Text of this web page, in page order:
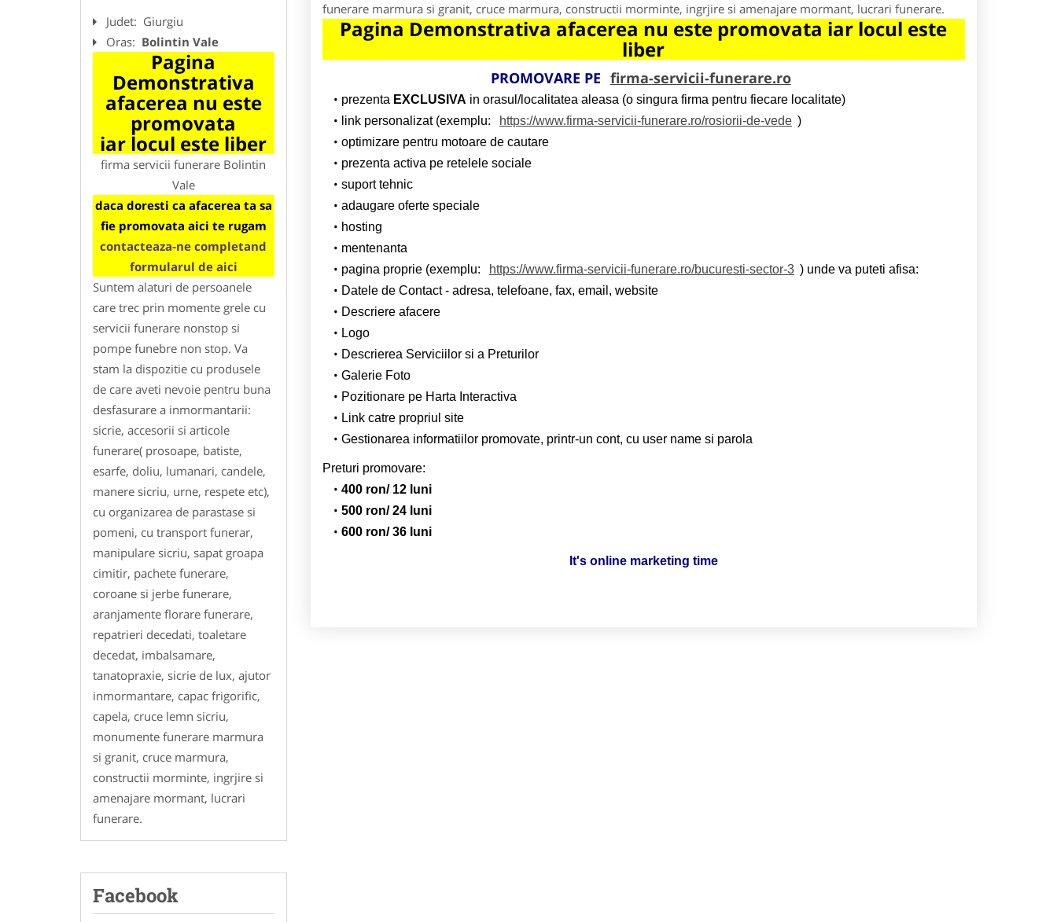
Judet: Giurgiu
Oras: Bolintin Vale
Pagina
Demonstrativa
afacerea nu este
promovata
iar locul este liber
firma servicii funerare Bolintin
Vale
daca doresti ca afacerea ta sa
fie promovata aici te rugam
contacteaza-ne completand
formularul de aici
Suntem alaturi de persoanele
care trec prin momente grele cu
servicii funerare nonstop si
pompe funebre non stop. Va
stam la dispozitie cu produsele
de care aveti nevoie pentru buna
desfasurare a inmormantarii:
sicrie, accesorii si articole
funerare( prosoape, batiste,
esarfe, doliu, lumanari, candele,
manere sicriu, urne, respete etc),
cu organizarea de parastase si
pomeni, cu transport funerar,
manipulare sicriu, sapat groapa
cimitir, pachete funerare,
coroane si jerbe funerare,
aranjamente florare funerare,
repatrieri decedati, toaletare
decedat, imbalsamare,
tanatopraxie, sicrie de lux, ajutor
inmormantare, capac frigorific,
capela, cruce lemn sicriu,
monumente funerare marmura
si granit, cruce marmura,
constructii morminte, ingrjire si
amenajare mormant, lucrari
funerare.
Facebook
funerare marmura si granit, cruce marmura, constructii morminte, ingrjire si amenajare mormant, lucrari funerare.
Pagina Demonstrativa afacerea nu este promovata iar locul este
liber
PROMOVARE PE firma-servicii-funerare.ro
prezenta EXCLUSIVA in orasul/localitatea aleasa (o singura firma pentru fiecare localitate)
link personalizat (exemplu:
https://www.firma-servicii-funerare.ro/rosiorii-de-vede )
optimizare pentru motoare de cautare
prezenta activa pe retelele sociale
suport tehnic
adaugare oferte speciale
hosting
mentenanta
pagina proprie (exemplu:
https://www.firma-servicii-funerare.ro/bucuresti-sector-3 ) unde va puteti afisa:
Datele de Contact - adresa, telefoane, fax, email, website
Descriere afacere
Logo
Descrierea Serviciilor si a Preturilor
Galerie Foto
Pozitionare pe Harta Interactiva
Link catre propriul site
Gestionarea informatiilor promovate, printr-un cont, cu user name si parola
Preturi promovare:
400 ron/ 12 luni
500 ron/ 24 luni
600 ron/ 36 luni
It's online marketing time